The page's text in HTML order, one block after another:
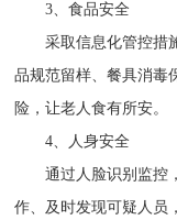
3、食品安全
采取信息化管控措
品规范留样、餐具消毒
险，让老人食有所安。
4、人身安全
通过人脸识别监控
作、及时发现可疑人员